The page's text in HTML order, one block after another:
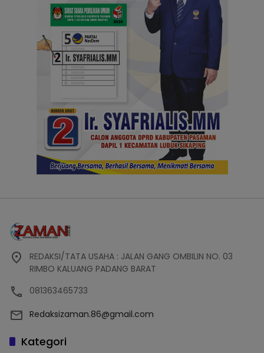
REDAKSI/TATA USAHA : JALAN GANG OMBILIN NO. 03
RIMBO KALUANG PADANG BARAT
081363465733
Redaksizaman.86@gmail.com
Kategori